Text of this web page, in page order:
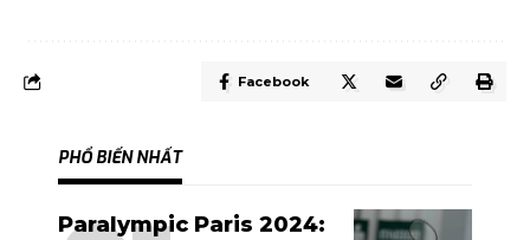
Facebook
PHỔ BIẾN NHẤT
Paralympic Paris 2024: